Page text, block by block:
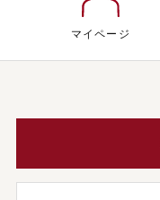
マイページ